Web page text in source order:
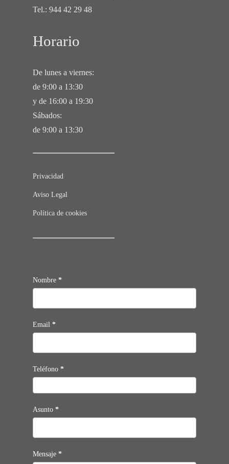
Tel.: 944 42 29 48
Horario
De lunes a viernes:
de 9:00 a 13:30
y de 16:00 a 19:30
Sábados:
de 9:00 a 13:30
Privacidad
Aviso Legal
Política de cookies
Contacto
Nombre *
Email *
Teléfono *
Asunto *
Mensaje *